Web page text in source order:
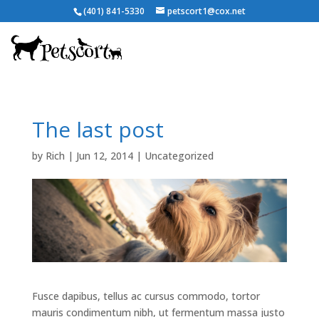
(401) 841-5330 petscort1@cox.net
The last post
by Rich | Jun 12, 2014| Uncategorized
Fusce dapibus, tellus ac cursus commodo, tortor
mauris condimentum nibh, ut fermentum massa justo